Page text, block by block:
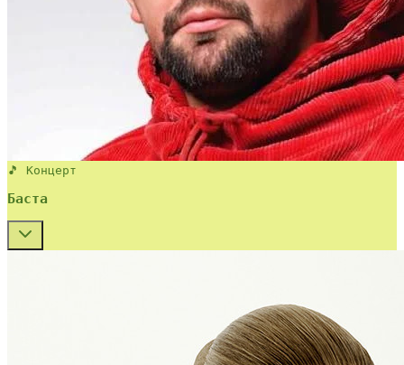
🎵 Концерт
Баста